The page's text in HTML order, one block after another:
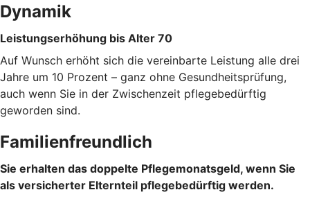
Dynamik
Leistungserhöhung bis Alter 70
Auf Wunsch erhöht sich die vereinbarte Leistung alle drei
Jahre um 10 Prozent – ganz ohne Gesundheitsprüfung,
auch wenn Sie in der Zwischenzeit pflegebedürftig
geworden sind.
Familienfreundlich
Sie erhalten das doppelte Pflegemonatsgeld, wenn Sie
als versicherter Elternteil pflegebedürftig werden.